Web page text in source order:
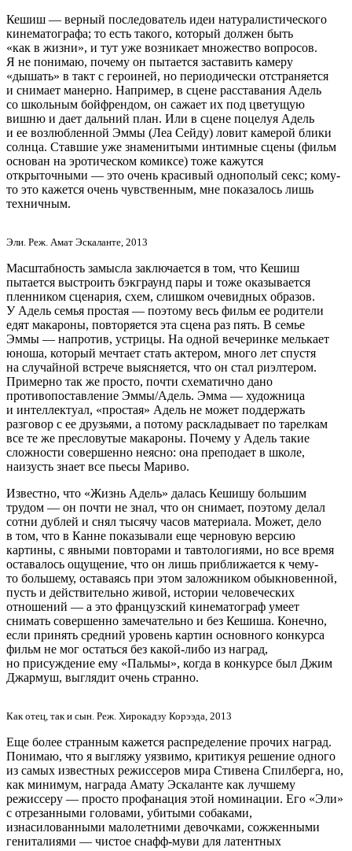
Кешиш — верный последователь идеи натуралистического
кинематографа; то есть такого, который должен быть
«как в жизни», и тут уже возникает множество вопросов.
Я не понимаю, почему он пытается заставить камеру
«дышать» в такт с героиней, но периодически отстраняется
и снимает манерно. Например, в сцене расставания Адель
со школьным бойфрендом, он сажает их под цветущую
вишню и дает дальний план. Или в сцене поцелуя Адель
и ее возлюбленной Эммы (Леа Сейду) ловит камерой блики
солнца. Ставшие уже знаменитыми интимные сцены (фильм
основан на эротическом комиксе) тоже кажутся
открыточными — это очень красивый однополый секс; кому-
то это кажется очень чувственным, мне показалось лишь
техничным.
Эли. Реж. Амат Эскаланте, 2013
Масштабность замысла заключается в том, что Кешиш
пытается выстроить бэкграунд пары и тоже оказывается
пленником сценария, схем, слишком очевидных образов.
У Адель семья простая — поэтому весь фильм ее родители
едят макароны, повторяется эта сцена раз пять. В семье
Эммы — напротив, устрицы. На одной вечеринке мелькает
юноша, который мечтает стать актером, много лет спустя
на случайной встрече выясняется, что он стал риэлтером.
Примерно так же просто, почти схематично дано
противопоставление Эммы/Адель. Эмма — художница
и интеллектуал, «простая» Адель не может поддержать
разговор с ее друзьями, а потому раскладывает по тарелкам
все те же пресловутые макароны. Почему у Адель такие
сложности совершенно неясно: она преподает в школе,
наизусть знает все пьесы Мариво.
Известно, что «Жизнь Адель» далась Кешишу большим
трудом — он почти не знал, что он снимает, поэтому делал
сотни дублей и снял тысячу часов материала. Может, дело
в том, что в Канне показывали еще черновую версию
картины, с явными повторами и тавтологиями, но все время
оставалось ощущение, что он лишь приближается к чему-
то большему, оставаясь при этом заложником обыкновенной,
пусть и действительно живой, истории человеческих
отношений — а это французский кинематограф умеет
снимать совершенно замечательно и без Кешиша. Конечно,
если принять средний уровень картин основного конкурса
фильм не мог остаться без какой-либо из наград,
но присуждение ему «Пальмы», когда в конкурсе был Джим
Джармуш, выглядит очень странно.
Как отец, так и сын. Реж. Хирокадзу Корээда, 2013
Еще более странным кажется распределение прочих наград.
Понимаю, что я выгляжу уязвимо, критикуя решение одного
из самых известных режиссеров мира Стивена Спилберга, но,
как минимум, награда Амату Эскаланте как лучшему
режиссеру — просто профанация этой номинации. Его «Эли»
с отрезанными головами, убитыми собаками,
изнасилованными малолетними девочками, сожженными
гениталиями — чистое снафф-муви для латентных